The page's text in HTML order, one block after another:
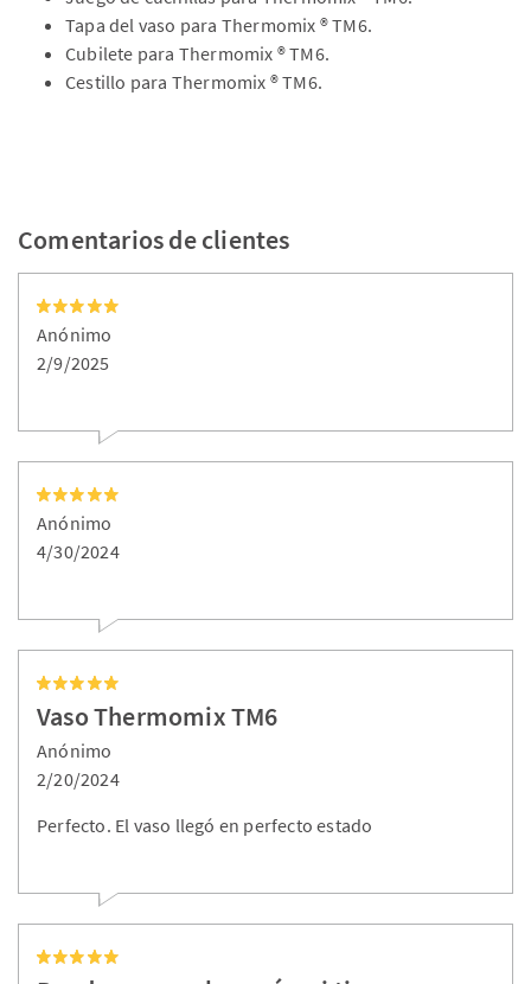
Tapa del vaso para Thermomix ® TM6.
Cubilete para Thermomix ® TM6.
Cestillo para Thermomix ® TM6.
Comentarios de clientes
Anónimo
2/9/2025
Anónimo
4/30/2024
Vaso Thermomix TM6
Anónimo
2/20/2024
Perfecto. El vaso llegó en perfecto estado